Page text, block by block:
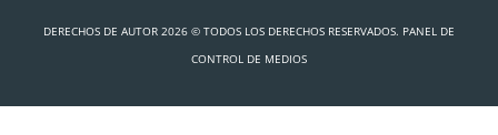
DERECHOS DE AUTOR 2026 © TODOS LOS DERECHOS RESERVADOS. PANEL DE
CONTROL DE MEDIOS